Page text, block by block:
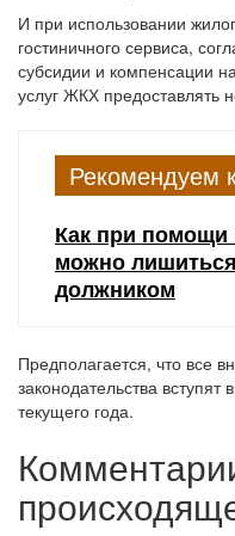
И при использовании
гостиничного сервиса,
субсидии и компенсации
услуг ЖКХ предоставлять
Рекомендуем
Как при помощи
можно
должником
Предполагается, что все
законодательства
текущего года.